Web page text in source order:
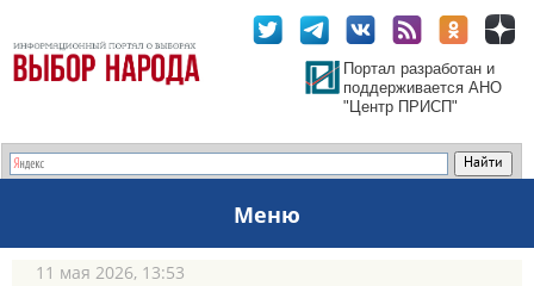
Портал разработан и
поддерживается АНО
"Центр ПРИСП"
Меню
11 мая 2026, 13:53